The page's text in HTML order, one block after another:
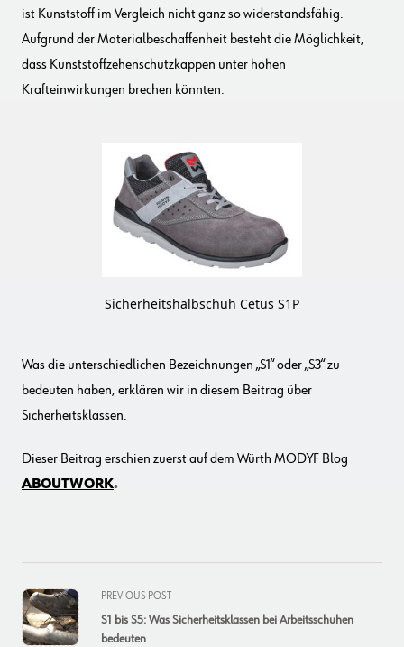
ist Kunststoff im Vergleich nicht ganz so widerstandsfähig.
Aufgrund der Materialbeschaffenheit besteht die Möglichkeit,
dass Kunststoffzehenschutzkappen unter hohen
Krafteinwirkungen brechen könnten.
Sicherheitshalbschuh Cetus S1P
Was die unterschiedlichen Bezeichnungen „S1“ oder „S3“ zu
bedeuten haben, erklären wir in diesem Beitrag über
Sicherheitsklassen.
Dieser Beitrag erschien zuerst auf dem Würth MODYF Blog
ABOUTWORK.
<span
class="nav-
subtitle
PREVIOUS POST
S1 bis S5: Was Sicherheitsklassen bei Arbeitsschuhen
bedeuten